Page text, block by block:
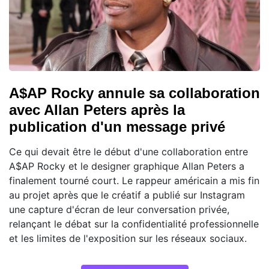
A$AP Rocky annule sa collaboration
avec Allan Peters après la
publication d'un message privé
Ce qui devait être le début d'une collaboration entre
A$AP Rocky et le designer graphique Allan Peters a
finalement tourné court. Le rappeur américain a mis fin
au projet après que le créatif a publié sur Instagram
une capture d'écran de leur conversation privée,
relançant le débat sur la confidentialité professionnelle
et les limites de l'exposition sur les réseaux sociaux.